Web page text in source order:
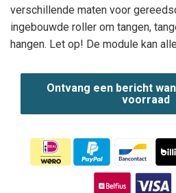
verschillende maten voor
ingebouwde roller om tangen,
hangen. Let op! De module kan
Ontvang een bericht
voorraad